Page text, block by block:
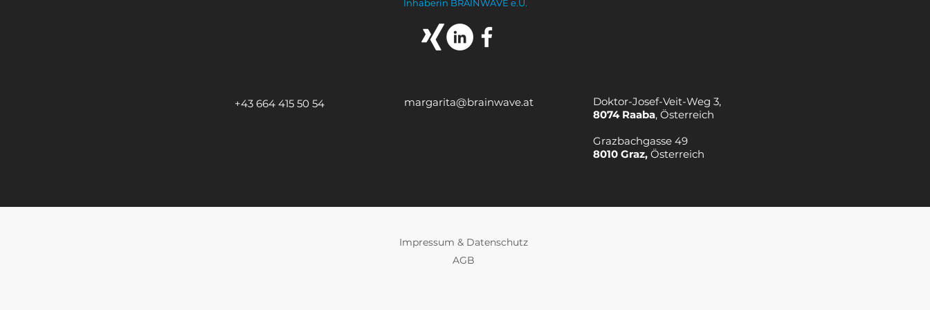
Inhaberin BRAINWAVE e.U.
+43 664 415 50 54 margarita@brainwave.at
Doktor-Josef-Veit-Weg 3,
8074 Raaba, Österreich
Grazbachgasse 49
8010 Graz, Österreich
Impressum & Datenschutz
AGB